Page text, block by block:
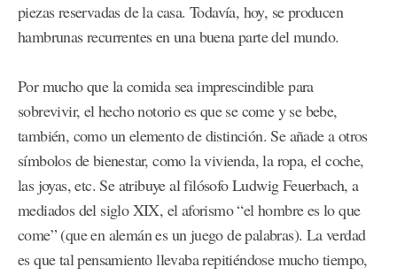
piezas reservadas de la casa. Todavía, hoy, se producen
hambrunas recurrentes en una buena parte del mundo.
Por mucho que la comida sea imprescindible para
sobrevivir, el hecho notorio es que se come y se bebe,
también, como un elemento de distinción. Se añade a otros
símbolos de bienestar, como la vivienda, la ropa, el coche,
las joyas, etc. Se atribuye al filósofo Ludwig Feuerbach, a
mediados del siglo XIX, el aforismo “el hombre es lo que
come” (que en alemán es un juego de palabras). La verdad
es que tal pensamiento llevaba repitiéndose mucho tiempo,